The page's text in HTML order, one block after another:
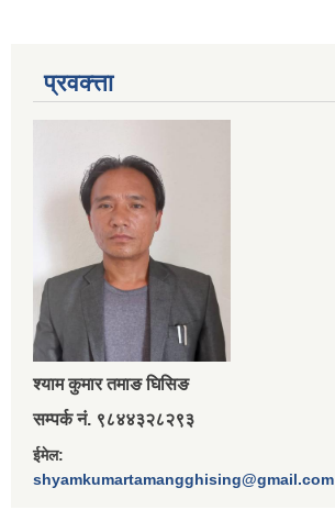
प्रवक्त्ता
श्‍याम कुमार तमाङ घिसिङ
सम्पर्क नं. ९८४४३२८२९३
ईमेल:
shyamkumartamangghising@gmail.com